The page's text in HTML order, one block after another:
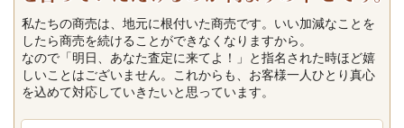
私たちの商売は、地元に根付いた商売です。いい加減なことを
したら商売を続けることができなくなりますから。
なので「明日、あなた査定に来てよ！」と指名された時ほど嬉
しいことはございません。これからも、お客様一人ひとり真心
を込めて対応していきたいと思っています。